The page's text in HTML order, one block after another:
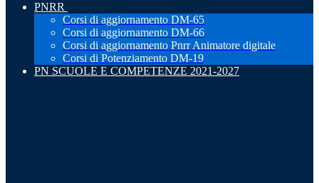
PNRR
Corsi di aggiornamento DM-65
Corsi di aggiornamento DM-66
Corsi di aggiornamento Pnrr Animatore digitale
Corsi di Potenziamento DM-19
PN SCUOLE E COMPETENZE 2021-2027